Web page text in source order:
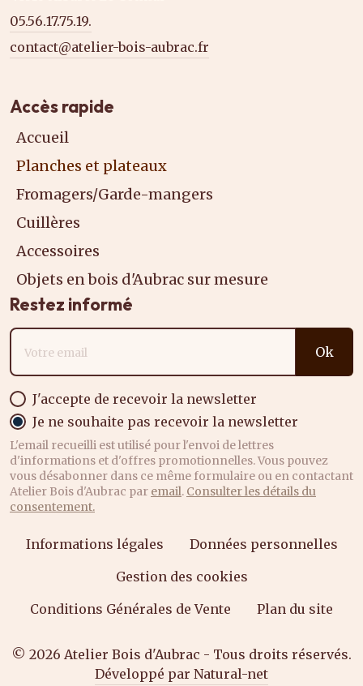
05.56.17.75.19.
contact@atelier-bois-aubrac.fr
Accès rapide
Accueil
Planches et plateaux
Fromagers/Garde-mangers
Cuillères
Accessoires
Objets en bois d'Aubrac sur mesure
Restez informé
Adresse email
Ok
J'accepte de recevoir la newsletter
Je ne souhaite pas recevoir la newsletter
L'email recueilli est utilisé pour l'envoi de lettres
d'informations et d'offres promotionnelles. Vous pouvez
vous désabonner dans ce même formulaire ou en contactant
Atelier Bois d'Aubrac par email. Consulter les détails du
consentement.
Informations légales
Données personnelles
Gestion des cookies
Conditions Générales de Vente
Plan du site
© 2026 Atelier Bois d'Aubrac - Tous droits réservés.
Développé par Natural-net